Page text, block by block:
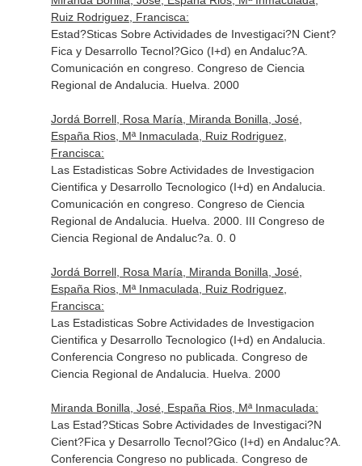
Ruiz Rodriguez, Francisca:
Estad?Sticas Sobre Actividades de Investigaci?N Cient?
Fica y Desarrollo Tecnol?Gico (I+d) en Andaluc?A.
Comunicación en congreso. Congreso de Ciencia
Regional de Andalucia. Huelva. 2000
Jordá Borrell, Rosa María, Miranda Bonilla, José,
España Rios, Mª Inmaculada, Ruiz Rodriguez,
Francisca:
Las Estadisticas Sobre Actividades de Investigacion
Cientifica y Desarrollo Tecnologico (I+d) en Andalucia.
Comunicación en congreso. Congreso de Ciencia
Regional de Andalucia. Huelva. 2000. III Congreso de
Ciencia Regional de Andaluc?a. 0. 0
Jordá Borrell, Rosa María, Miranda Bonilla, José,
España Rios, Mª Inmaculada, Ruiz Rodriguez,
Francisca:
Las Estadisticas Sobre Actividades de Investigacion
Cientifica y Desarrollo Tecnologico (I+d) en Andalucia.
Conferencia Congreso no publicada. Congreso de
Ciencia Regional de Andalucia. Huelva. 2000
Miranda Bonilla, José, España Rios, Mª Inmaculada:
Las Estad?Sticas Sobre Actividades de Investigaci?N
Cient?Fica y Desarrollo Tecnol?Gico (I+d) en Andaluc?A.
Conferencia Congreso no publicada. Congreso de